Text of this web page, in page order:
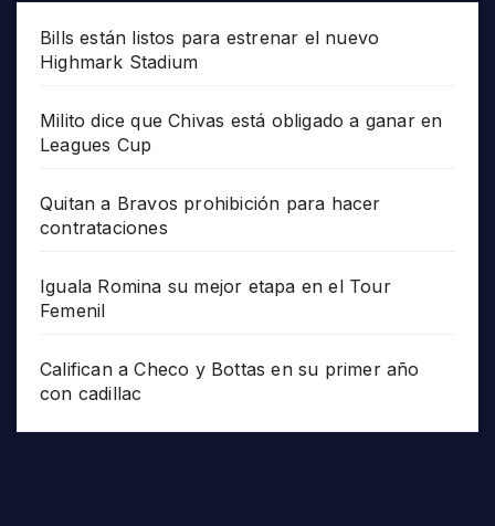
Bills están listos para estrenar el nuevo
Highmark Stadium
Milito dice que Chivas está obligado a ganar en
Leagues Cup
Quitan a Bravos prohibición para hacer
contrataciones
Iguala Romina su mejor etapa en el Tour
Femenil
Califican a Checo y Bottas en su primer año
con cadillac